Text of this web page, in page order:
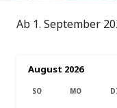
Ab 1. September
August 2026
SO MO